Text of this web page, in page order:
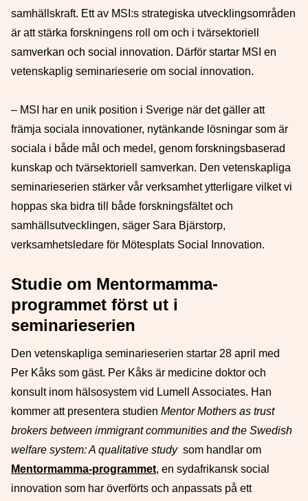
samhällskraft. Ett av MSI:s strategiska utvecklingsområden
är att stärka forskningens roll om och i tvärsektoriell
samverkan och social innovation. Därför startar MSI en
vetenskaplig seminarieserie om social innovation.
– MSI har en unik position i Sverige när det gäller att
främja sociala innovationer, nytänkande lösningar som är
sociala i både mål och medel, genom forskningsbaserad
kunskap och tvärsektoriell samverkan. Den vetenskapliga
seminarieserien stärker vår verksamhet ytterligare vilket vi
hoppas ska bidra till både forskningsfältet och
samhällsutvecklingen, säger Sara Bjärstorp,
verksamhetsledare för Mötesplats Social Innovation.
Studie om Mentormamma-
programmet först ut i
seminarieserien
Den vetenskapliga seminarieserien startar 28 april med
Per Kåks som gäst. Per Kåks är medicine doktor och
konsult inom hälsosystem vid Lumell Associates. Han
kommer att presentera studien Mentor Mothers as trust
brokers between immigrant communities and the Swedish
welfare system: A qualitative study som handlar om
Mentormamma-programmet, en sydafrikansk social
innovation som har överförts och anpassats på ett